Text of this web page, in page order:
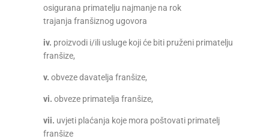
osigurana primatelju najmanje na rok
trajanja franšiznog ugovora
iv. proizvodi i/ili usluge koji će biti pruženi primatelju
franšize,
v. obveze davatelja franšize,
vi. obveze primatelja franšize,
vii. uvjeti plaćanja koje mora poštovati primatelj
franšize